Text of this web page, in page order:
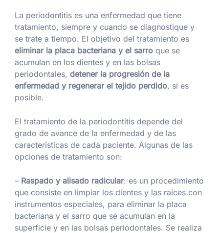
La periodontitis es una enfermedad que tiene
tratamiento, siempre y cuando se diagnostique y
se trate a tiempo. El objetivo del tratamiento es
eliminar la placa bacteriana y el sarro que se
acumulan en los dientes y en las bolsas
periodontales, detener la progresión de la
enfermedad y regenerar el tejido perdido, si es
posible.
El tratamiento de la periodontitis depende del
grado de avance de la enfermedad y de las
características de cada paciente. Algunas de las
opciones de tratamiento son:
– Raspado y alisado radicular: es un procedimiento
que consiste en limpiar los dientes y las raíces con
instrumentos especiales, para eliminar la placa
bacteriana y el sarro que se acumulan en la
superficie y en las bolsas periodontales. Se realiza